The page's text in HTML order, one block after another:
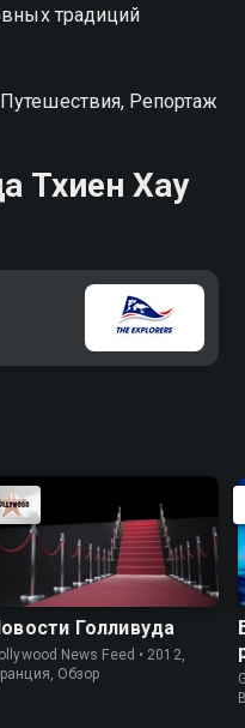
традиций
Репортаж
Тхиен Хау
Голливуда
News Feed • 2012,
Обзор